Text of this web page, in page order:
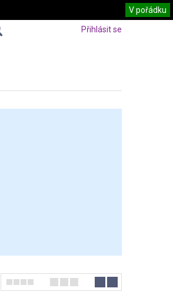
Přihlásit se
V pořádku